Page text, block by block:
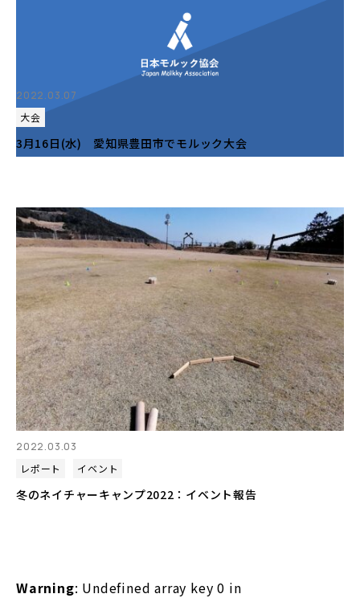
2022.03.07
大会
3月16日(水) 愛知県豊田市でモルック大会
2022.03.03
レポート
イベント
冬のネイチャーキャンプ2022：イベント報告
Warning: Undefined array key 0 in